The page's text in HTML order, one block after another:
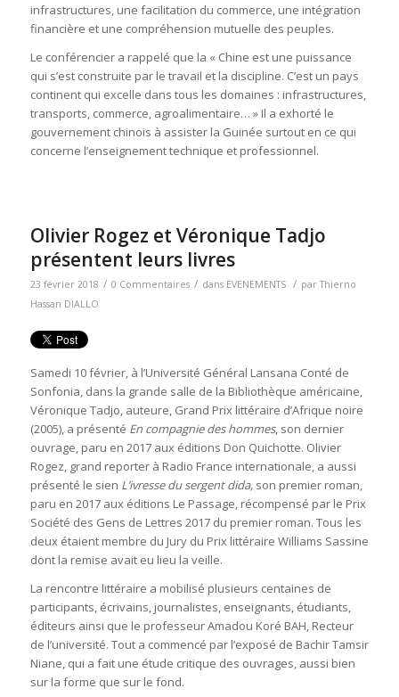
infrastructures, une facilitation du commerce, une intégration
financière et une compréhension mutuelle des peuples.
Le conférencier a rappelé que la « Chine est une puissance
qui s’est construite par le travail et la discipline. C’est un pays
continent qui excelle dans tous les domaines : infrastructures,
transports, commerce, agroalimentaire… » Il a exhorté le
gouvernement chinois à assister la Guinée surtout en ce qui
concerne l’enseignement technique et professionnel.
Olivier Rogez et Véronique Tadjo
présentent leurs livres
23 février 2018 / 0 Commentaires / dans EVENEMENTS / parThierno
Hassan DIALLO
Samedi 10 février, à l’Université Général Lansana Conté de
Sonfonia, dans la grande salle de la Bibliothèque américaine,
Véronique Tadjo, auteure, Grand Prix littéraire d’Afrique noire
(2005), a présenté En compagnie des hommes, son dernier
ouvrage, paru en 2017 aux éditions Don Quichotte. Olivier
Rogez, grand reporter à Radio France internationale, a aussi
présenté le sien L’ivresse du sergent dida, son premier roman,
paru en 2017 aux éditions Le Passage, récompensé par le Prix
Société des Gens de Lettres 2017 du premier roman. Tous les
deux étaient membre du Jury du Prix littéraire Williams Sassine
dont la remise avait eu lieu la veille.
La rencontre littéraire a mobilisé plusieurs centaines de
participants, écrivains, journalistes, enseignants, étudiants,
éditeurs ainsi que le professeur Amadou Koré BAH, Recteur
de l’université. Tout a commencé par l’exposé de Bachir Tamsir
Niane, qui a fait une étude critique des ouvrages, aussi bien
sur la forme que sur le fond.